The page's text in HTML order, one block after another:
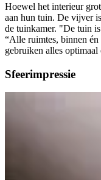
Hoewel het interieur
aan hun tuin. De vijver
de tuinkamer. "De tuin
“Alle ruimtes, binnen
gebruiken alles optimaal
Sfeerimpressie